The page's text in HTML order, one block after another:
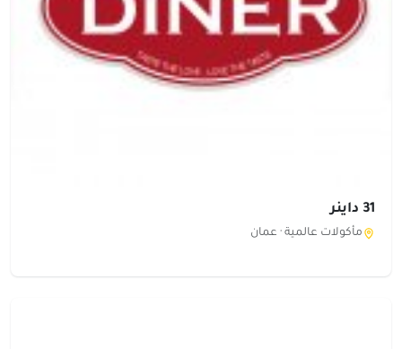
31 داينر
مأكولات عالمية · عمان